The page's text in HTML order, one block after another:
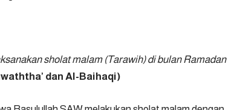
sholat malam (Tarawih) di bulan Ramadan
dan Al-Baihaqi)